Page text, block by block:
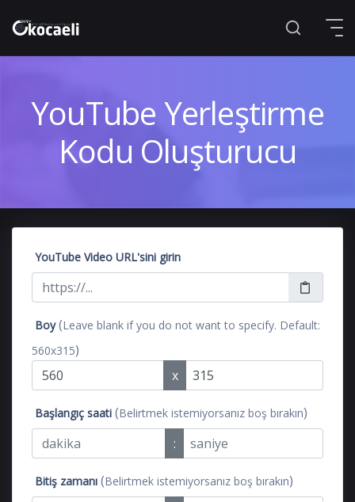
YouTube Yerleştirme
Kodu Oluşturucu
YouTube Video URL'sini girin
Boy(Leave blank if you do not want to specify. Default:
560x315)
x
Başlangıç ​​saati (Belirtmek istemiyorsanız boş bırakın)
:
Bitiş zamanı (Belirtmek istemiyorsanız boş bırakın)